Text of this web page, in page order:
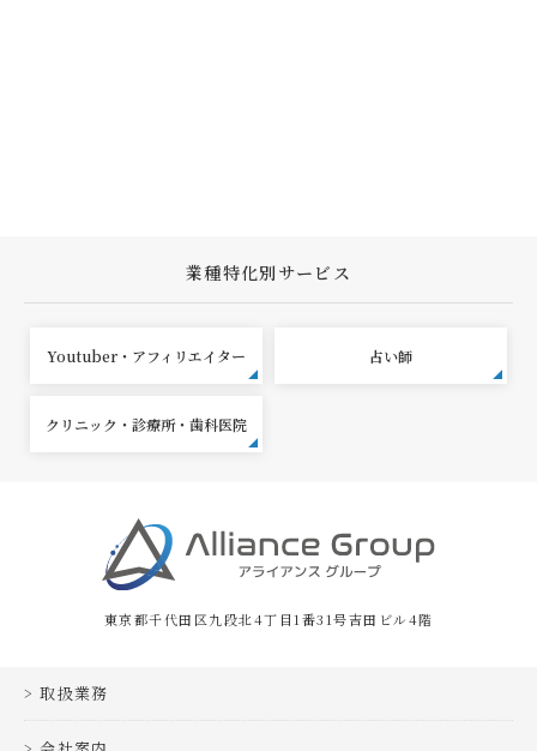
業種特化別サービス
Youtuber・アフィリエイター 占い師
クリニック・診療所・歯科医院
東京都千代田区九段北4丁目1番31号吉田ビル4階
取扱業務